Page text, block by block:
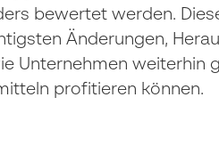
bewertet werden.
Änderungen,
Unternehmen weiterhin
profitieren können.